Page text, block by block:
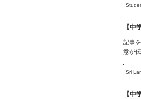
【中
記事
意が
Sri
【中